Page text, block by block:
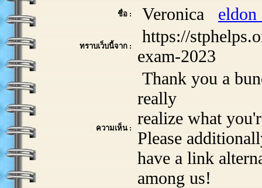
ชื่อ : Veronica
ทราบเว็บนี้จาก :
https://
exam-2023
ความเห็น :
Thank you a
really
realize what
Please
have a link
among us!